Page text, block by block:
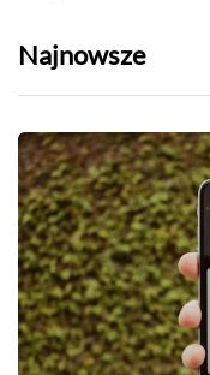
Najnowsze